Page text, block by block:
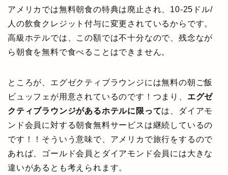
アメリカでは無料朝食の特典は廃止され、10-25ドル/
人の飲食クレジット付与に変更されているからです。
高級ホテルでは、この額では不十分なので、残念なが
ら朝食を無料で食べることはできません。
ところが、エグゼクティブラウンジには無料の朝ご飯
ビュッフェが用意されているのです！つまり、 エグゼ
クティブラウンジがあるホテルに限っては、ダイアモ
ンド会員に対する朝食無料サービスは継続しているの
です！！そういう意味で、アメリカで旅行をするので
あれば、ゴールド会員とダイアモンド会員には大きな
違いがあるとも考えられます。